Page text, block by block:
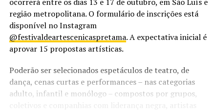
região metropolitana. O formulário de inscrições está
disponível no Instagram
@festivaldeartescenicaspretama. A expectativa inicial é
aprovar 15 propostas artísticas.
Poderão ser selecionados espetáculos de teatro, de
dança, cenas curtas e performances – nas categorias
adulto, infantil e monólogo – compostos por grupos,